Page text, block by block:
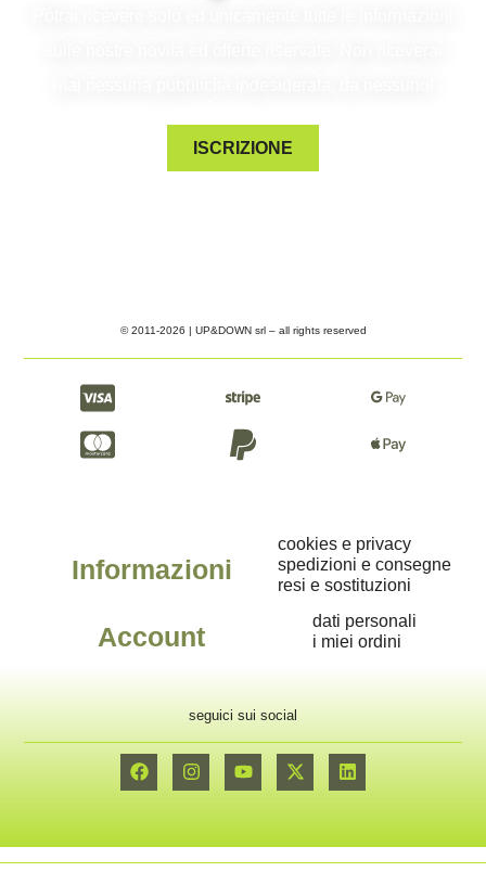
ISCRIZIONE
© 2011-2026 | UP&DOWN srl – all rights reserved
Informazioni
Account
cookies e privacy
spedizioni e consegne
resi e sostituzioni
dati personali
i miei ordini
seguici sui social